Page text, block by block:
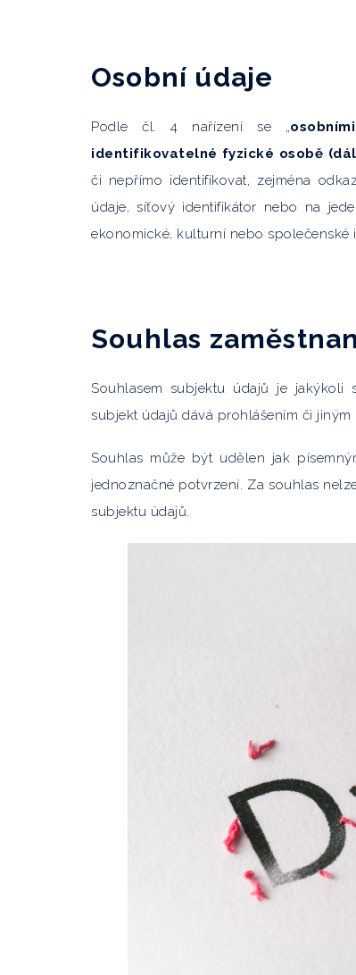
Osobní údaje
Podle čl. 4 nařízení se „
identifikovatelné fyzické osobě
či nepřímo identifikovat, zejména
údaje, síťový identifikátor nebo na
ekonomické, kulturní nebo společenské
Souhlas
Souhlasem subjektu údajů je jakýkoli
subjekt údajů dává prohlášením či
Souhlas může být udělen jak
jednoznačné potvrzení. Za souhlas
subjektu údajů.